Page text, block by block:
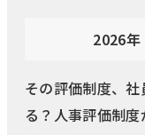
2026
その評価制度、
る？人事評価制